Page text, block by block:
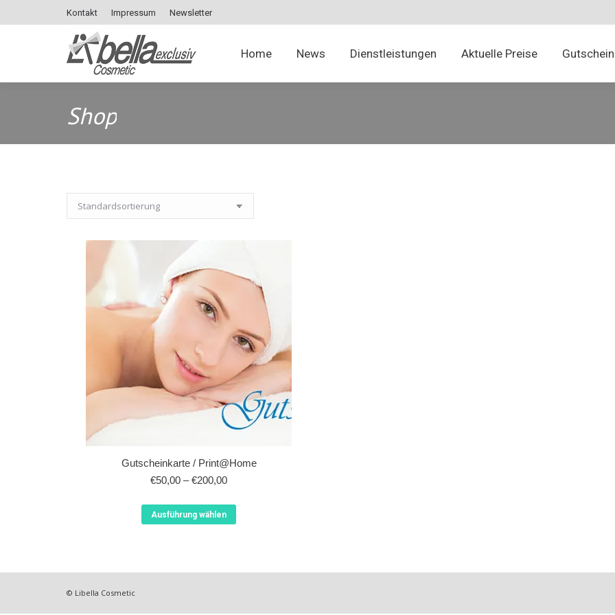
Kontakt Impressum Newsletter
Home News Dienstleistungen Aktuelle Preise
Shop
Gutscheinkarte / Print@Home
€50,00 –€200,00
Ausführung wählen
© Libella Cosmetic
Home News Dienstleistungen Aktuelle Preise